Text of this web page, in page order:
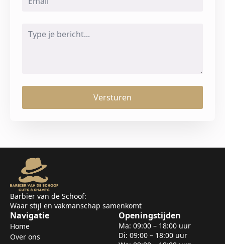
Versturen
Barbier van de Schoof:
Waar stijl en vakmanschap samenkomt
Navigatie
Home
Over ons
Openingstijden
Ma: 09:00 – 18:00 uur
Di: 09:00 – 18:00 uur